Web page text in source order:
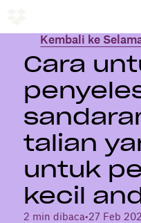
Kembali ke
Cara
talian
untuk
kecil
2 min dibaca•27 Feb